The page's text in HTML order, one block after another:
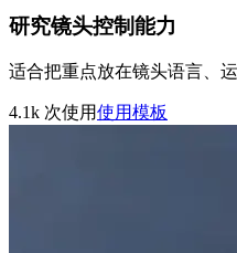
研究镜头控制能力
适合把重点放在镜头语言、
4.1k 次使用使用模板